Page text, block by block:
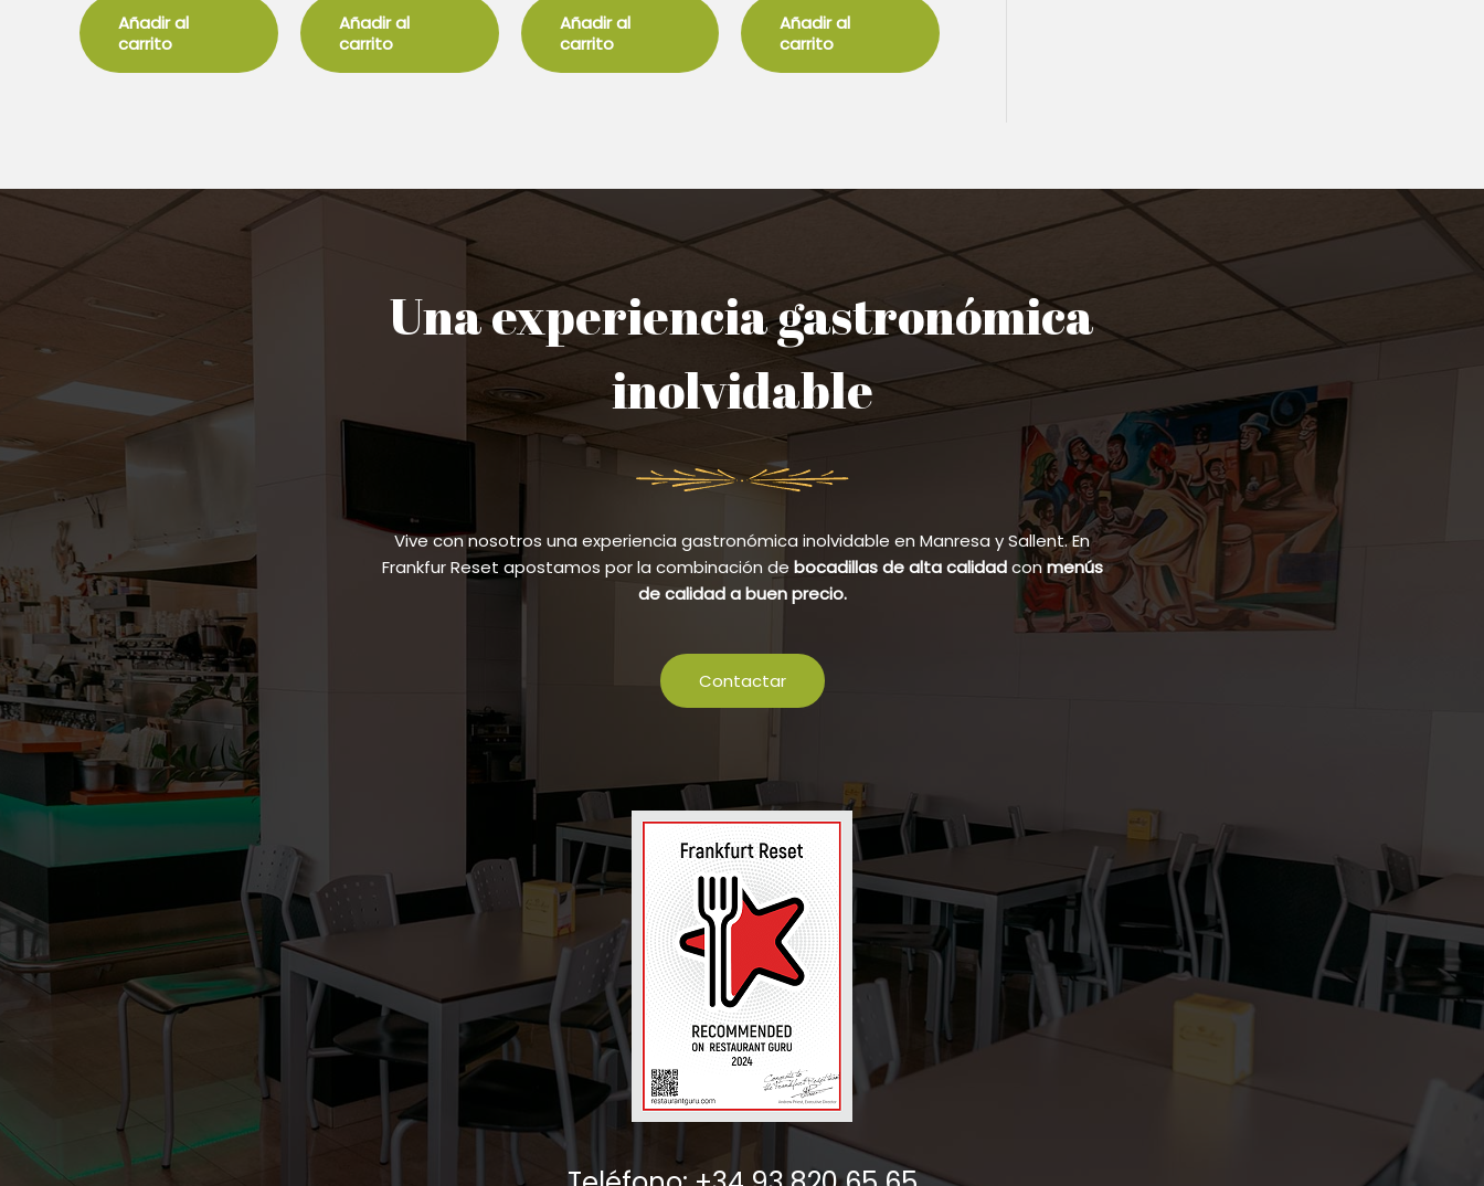
de
5
Añadir al
carrito
de
5
Añadir al
carrito
de
5
Añadir al
carrito
de
5
Añadir al
carrito
Una experiencia gastronómica
inolvidable
Vive con nosotros una experiencia gastronómica inolvidable en Manresa y Sallent. En
Frankfur Reset apostamos por la combinación de bocadillas de alta calidadconmenús
de calidad a buen precio.
Contactar